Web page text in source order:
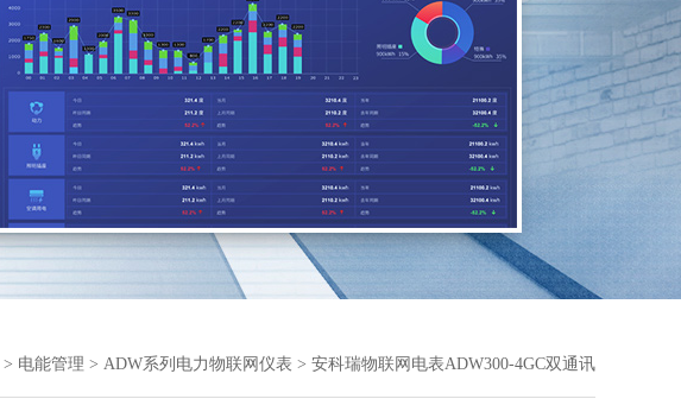
> 电能管理 > ADW系列电力物联网仪表 > 安科瑞物联网电表ADW300-4GC双通讯